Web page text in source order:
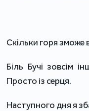
Скільки горя зможе
Біль Бучі зовсім
Просто із серця.
Наступного дня я